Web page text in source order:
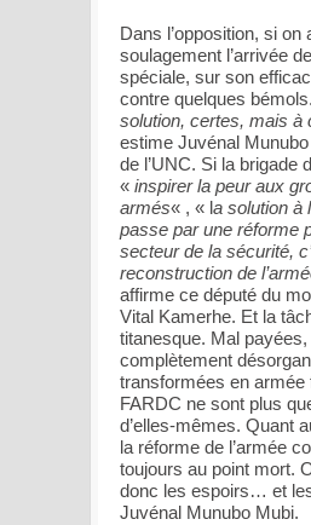
Dans l’opposition, si on
soulagement l’arrivée
spéciale, sur son
contre quelques
solution, certes, mais à
estime Juvénal
de l’UNC. Si la brigade
« inspirer la peur aux
armés« , « l a solution à
passe par une réforme
secteur de la sécurité,
reconstruction de
affirme ce député du
Vital Kamerhe. Et la
titanesque. Mal payées,
complètement
transformées en armée
FARDC ne sont plus
d’elles-mêmes. Quant
la réforme de l’armée
toujours au point mort.
donc les espoirs… et
Juvénal Munubo Mubi.